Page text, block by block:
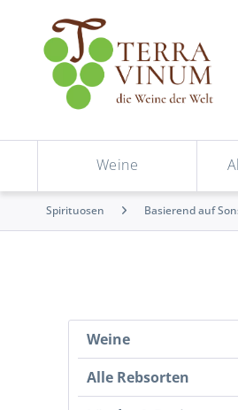
Weine
Spirituosen Basierend auf
Weine
Alle Rebsorten